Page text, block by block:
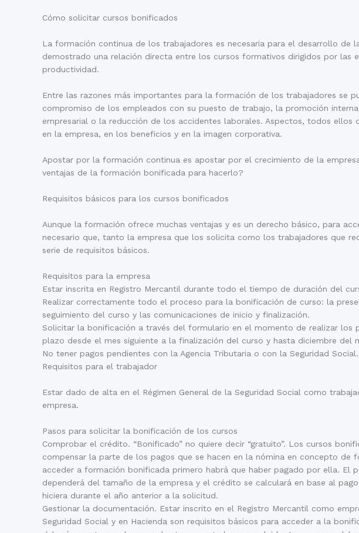
Cómo solicitar cursos bonificados
La formación continua de los trabajadores es necesaria para el desarrollo de
demostrado una relación directa entre los cursos formativos dirigidos por las
productividad.
Entre las razones más importantes para la formación de los trabajadores se
compromiso de los empleados con su puesto de trabajo, la promoción
empresarial o la reducción de los accidentes laborales. Aspectos, todos ellos
en la empresa, en los beneficios y en la imagen corporativa.
Apostar por la formación continua es apostar por el crecimiento de la
ventajas de la formación bonificada para hacerlo?
Requisitos básicos para los cursos bonificados
Aunque la formación ofrece muchas ventajas y es un derecho básico, para
necesario que, tanto la empresa que los solicita como los trabajadores que
serie de requisitos básicos.
Requisitos para la empresa
Estar inscrita en Registro Mercantil durante todo el tiempo de duración del
Realizar correctamente todo el proceso para la bonificación de curso: la
seguimiento del curso y las comunicaciones de inicio y finalización.
Solicitar la bonificación a través del formulario en el momento de realizar los
plazo desde el mes siguiente a la finalización del curso y hasta diciembre del
No tener pagos pendientes con la Agencia Tributaria o con la Seguridad Social.
Requisitos para el trabajador
Estar dado de alta en el Régimen General de la Seguridad Social como
empresa.
Pasos para solicitar la bonificación de los cursos
Comprobar el crédito. “Bonificado” no quiere decir “gratuito”. Los cursos
compensar la parte de los pagos que se hacen en la nómina en concepto de
acceder a formación bonificada primero habrá que haber pagado por ella. El
dependerá del tamaño de la empresa y el crédito se calculará en base al
hiciera durante el año anterior a la solicitud.
Gestionar la documentación. Estar inscrito en el Registro Mercantil como
Seguridad Social y en Hacienda son requisitos básicos para acceder a la